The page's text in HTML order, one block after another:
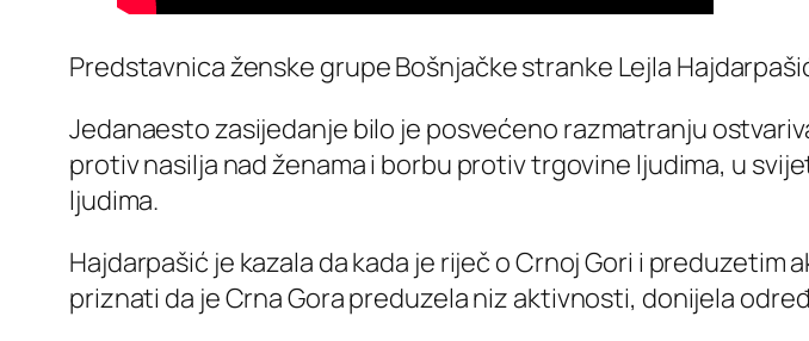
Predstavnica ženske grupe Bošnjačke stranke Lejla
Jedanaesto zasijedanje bilo je posvećeno razmatranju
protiv nasilja nad ženama i borbu protiv trgovine ljudima, u
ljudima.
Hajdarpašić je kazala da kada je riječ o Crnoj Gori i
priznati da je Crna Gora preduzela niz aktivnosti, donijela